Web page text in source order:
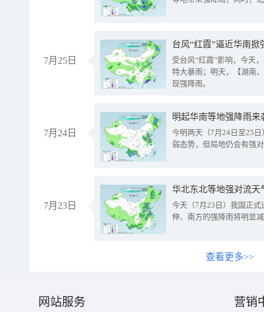
7月25日
台风“红霞”逼近华南
受台风“红霞”影响，今天
特大暴雨；明天，【湖南
现强降雨。
7月24日
明起华南等地强降雨
今明两天（7月24日至25
弱态势，但局地仍会有强
7月23日
华北东北等地强对流天
今天（7月23日）我国正
伸，南方的强降雨将明显
查看更多>>
网站服务 营销